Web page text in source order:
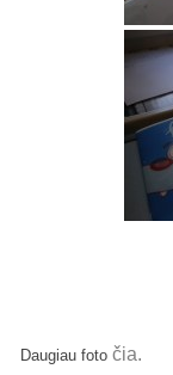
Daugiau fotočia.